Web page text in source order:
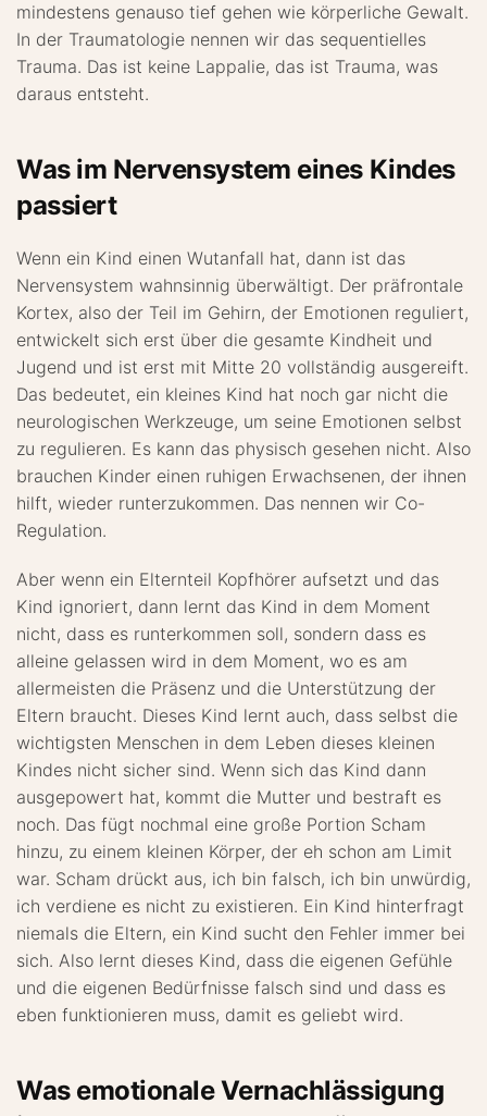
mindestens genauso tief gehen wie körperliche Gewalt.
In der Traumatologie nennen wir das sequentielles
Trauma. Das ist keine Lappalie, das ist Trauma, was
daraus entsteht.
Was im Nervensystem eines Kindes
passiert
Wenn ein Kind einen Wutanfall hat, dann ist das
Nervensystem wahnsinnig überwältigt. Der präfrontale
Kortex, also der Teil im Gehirn, der Emotionen reguliert,
entwickelt sich erst über die gesamte Kindheit und
Jugend und ist erst mit Mitte 20 vollständig ausgereift.
Das bedeutet, ein kleines Kind hat noch gar nicht die
neurologischen Werkzeuge, um seine Emotionen selbst
zu regulieren. Es kann das physisch gesehen nicht. Also
brauchen Kinder einen ruhigen Erwachsenen, der ihnen
hilft, wieder runterzukommen. Das nennen wir Co-
Regulation.
Aber wenn ein Elternteil Kopfhörer aufsetzt und das
Kind ignoriert, dann lernt das Kind in dem Moment
nicht, dass es runterkommen soll, sondern dass es
alleine gelassen wird in dem Moment, wo es am
allermeisten die Präsenz und die Unterstützung der
Eltern braucht. Dieses Kind lernt auch, dass selbst die
wichtigsten Menschen in dem Leben dieses kleinen
Kindes nicht sicher sind. Wenn sich das Kind dann
ausgepowert hat, kommt die Mutter und bestraft es
noch. Das fügt nochmal eine große Portion Scham
hinzu, zu einem kleinen Körper, der eh schon am Limit
war. Scham drückt aus, ich bin falsch, ich bin unwürdig,
ich verdiene es nicht zu existieren. Ein Kind hinterfragt
niemals die Eltern, ein Kind sucht den Fehler immer bei
sich. Also lernt dieses Kind, dass die eigenen Gefühle
und die eigenen Bedürfnisse falsch sind und dass es
eben funktionieren muss, damit es geliebt wird.
Was emotionale Vernachlässigung